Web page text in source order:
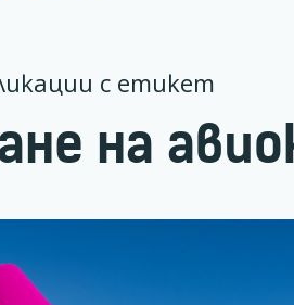
с етикет
на